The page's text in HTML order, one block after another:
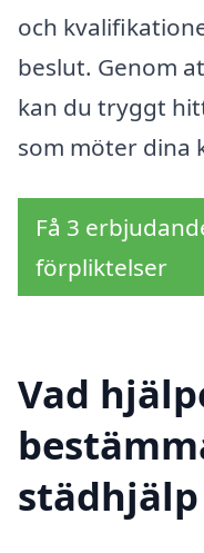
och
beslut. Genom
kan du tryggt
som möter dina
Få 3
förpliktelser
Vad